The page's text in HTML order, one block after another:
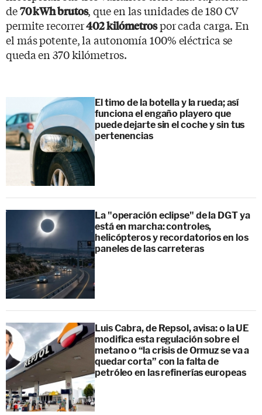
de70 kWh brutos, que en las unidades de 180 CV
permite recorrer402 kilómetrospor cada carga. En
el más potente, la autonomía 100% eléctrica se
queda en 370 kilómetros.
El timo de la botella y la rueda; así
funciona el engaño playero que
puede dejarte sin el coche y sin tus
pertenencias
La "operación eclipse" de la DGT ya
está en marcha: controles,
helicópteros y recordatorios en los
paneles de las carreteras
Luis Cabra, de Repsol, avisa: o la UE
modifica esta regulación sobre el
metano o “la crisis de Ormuz se va a
quedar corta” con la falta de
petróleo en las refinerías europeas